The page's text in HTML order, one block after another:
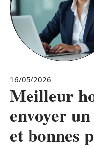
16/05/2026
Meilleur
envoyer
et bonnes